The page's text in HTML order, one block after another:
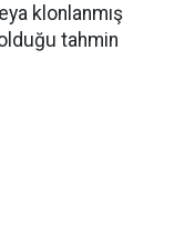
klonlanmış
tahmin